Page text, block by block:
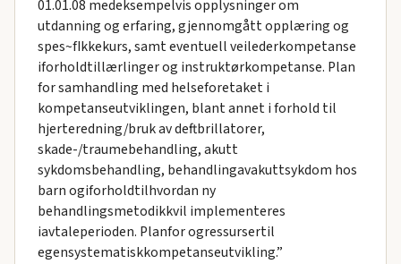
01.01.08 medeksempelvis opplysninger om
utdanning og erfaring, gjennomgått opplæring og
spes~fIkkekurs, samt eventuell veilederkompetanse
iforholdtillærlinger og instruktørkompetanse. Plan
for samhandling med helseforetaket i
kompetanseutviklingen, blant annet i forhold til
hjerteredning/bruk av deftbrillatorer,
skade-/traumebehandling, akutt
sykdomsbehandling, behandlingavakuttsykdom hos
barn ogiforholdtilhvordan ny
behandlingsmetodikkvil implementeres
iavtaleperioden. Planfor ogressursertil
egensystematiskkompetanseutvikling.”